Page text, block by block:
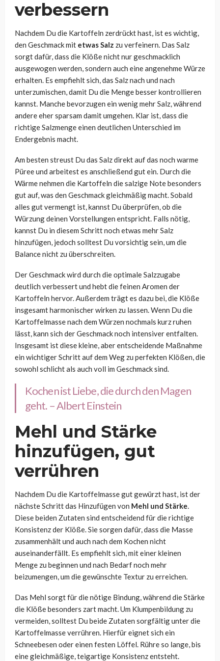
verbessern
Nachdem Du die Kartoffeln zerdrückt hast, ist es wichtig,
den Geschmack mit etwas Salz zu verfeinern. Das Salz
sorgt dafür, dass die Klöße nicht nur geschmacklich
ausgewogen werden, sondern auch eine angenehme Würze
erhalten. Es empfiehlt sich, das Salz nach und nach
unterzumischen, damit Du die Menge besser kontrollieren
kannst. Manche bevorzugen ein wenig mehr Salz, während
andere eher sparsam damit umgehen. Klar ist, dass die
richtige Salzmenge einen deutlichen Unterschied im
Endergebnis macht.
Am besten streust Du das Salz direkt auf das noch warme
Püree und arbeitest es anschließend gut ein. Durch die
Wärme nehmen die Kartoffeln die salzige Note besonders
gut auf, was den Geschmack gleichmäßig macht. Sobald
alles gut vermengt ist, kannst Du überprüfen, ob die
Würzung deinen Vorstellungen entspricht. Falls nötig,
kannst Du in diesem Schritt noch etwas mehr Salz
hinzufügen, jedoch solltest Du vorsichtig sein, um die
Balance nicht zu überschreiten.
Der Geschmack wird durch die optimale Salzzugabe
deutlich verbessert und hebt die feinen Aromen der
Kartoffeln hervor. Außerdem trägt es dazu bei, die Klöße
insgesamt harmonischer wirken zu lassen. Wenn Du die
Kartoffelmasse nach dem Würzen nochmals kurz ruhen
lässt, kann sich der Geschmack noch intensiver entfalten.
Insgesamt ist diese kleine, aber entscheidende Maßnahme
ein wichtiger Schritt auf dem Weg zu perfekten Klößen, die
sowohl schlicht als auch voll im Geschmack sind.
Kochen ist Liebe, die durch den Magen
geht. – Albert Einstein
Mehl und Stärke
hinzufügen, gut
verrühren
Nachdem Du die Kartoffelmasse gut gewürzt hast, ist der
nächste Schritt das Hinzufügen von Mehl und Stärke.
Diese beiden Zutaten sind entscheidend für die richtige
Konsistenz der Klöße. Sie sorgen dafür, dass die Masse
zusammenhält und auch nach dem Kochen nicht
auseinanderfällt. Es empfiehlt sich, mit einer kleinen
Menge zu beginnen und nach Bedarf noch mehr
beizumengen, um die gewünschte Textur zu erreichen.
Das Mehl sorgt für die nötige Bindung, während die Stärke
die Klöße besonders zart macht. Um Klumpenbildung zu
vermeiden, solltest Du beide Zutaten sorgfältig unter die
Kartoffelmasse verrühren. Hierfür eignet sich ein
Schneebesen oder einen festen Löffel. Rühre so lange, bis
eine gleichmäßige, teigartige Konsistenz entsteht.